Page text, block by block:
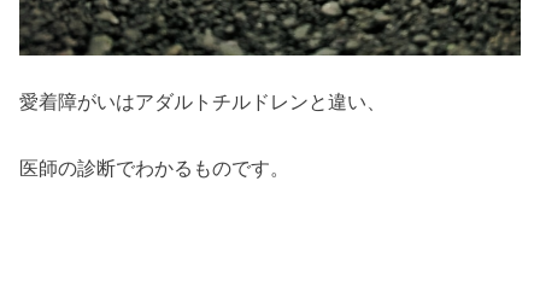
愛着障がいはアダルトチルドレンと違い、
医師の診断でわかるものです。